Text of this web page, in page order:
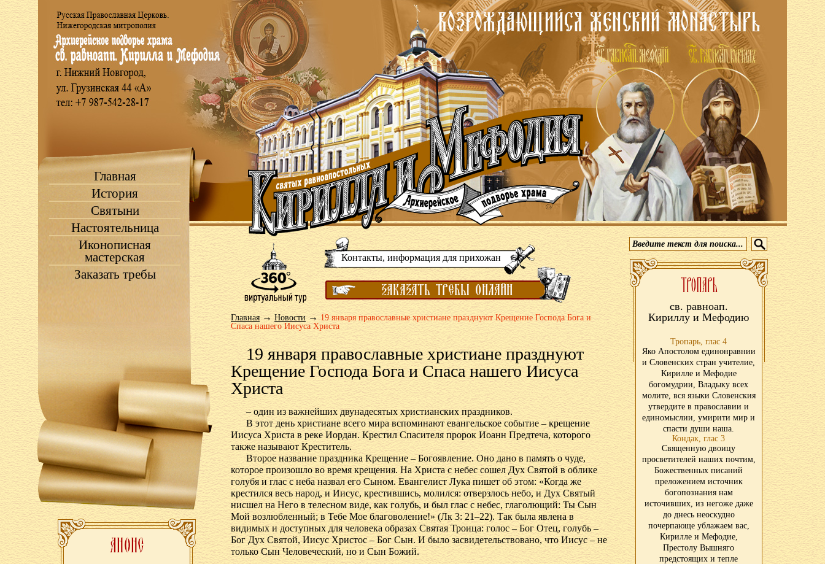
Главная
История
Святыни
Настоятельница
Иконописная
мастерская
Заказать требы
Контакты, информация для прихожан
Главная→Новости→19 января православные христиане празднуют Крещение Господа Бога и
Спаса нашего Иисуса Христа
19 января православные христиане празднуют
Крещение Господа Бога и Спаса нашего Иисуса
Христа
– один из важнейших двунадесятых христианских праздников.
В этот день христиане всего мира вспоминают евангельское событие – крещение
Иисуса Христа в реке Иордан. Крестил Спасителя пророк Иоанн Предтеча, которого
также называют Креститель.
Второе название праздника Крещение – Богоявление. Оно дано в память о чуде,
которое произошло во время крещения. На Христа с небес сошел Дух Святой в облике
голубя и глас с неба назвал его Сыном. Евангелист Лука пишет об этом: «Когда же
крестился весь народ, и Иисус, крестившись, молился: отверзлось небо, и Дух Святый
нисшел на Него в телесном виде, как голубь, и был глас с небес, глаголющий: Ты Сын
Мой возлюбленный; в Тебе Мое благоволение!» (Лк 3: 21–22). Так была явлена в
видимых и доступных для человека образах Святая Троица: голос – Бог Отец, голубь –
Бог Дух Святой, Иисус Христос – Бог Сын. И было засвидетельствовано, что Иисус – не
только Сын Человеческий, но и Сын Божий.
св. равноап.
Кириллу и Мефодию
Тропарь, глас 4
Яко Апостолом единонравнии
и Словенских стран учителие,
Кирилле и Мефодие
богомудрии, Владыку всех
молите, вся языки Словенския
утвердите в православии и
единомыслии, умирити мир и
спасти души наша.
Кондак, глас 3
Священную двоицу
просветителей наших почтим,
Божественных писаний
преложением источник
богопознания нам
источивших, из негоже даже
до днесь неоскудно
почерпающе ублажаем вас,
Кирилле и Мефодие,
Престолу Вышняго
предстоящих и тепле